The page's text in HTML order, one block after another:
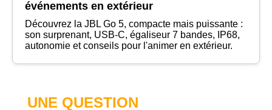
événements en extérieur
Découvrez la JBL Go 5, compacte mais puissante :
son surprenant, USB‑C, égaliseur 7 bandes, IP68,
autonomie et conseils pour l'animer en extérieur.
UNE QUESTION